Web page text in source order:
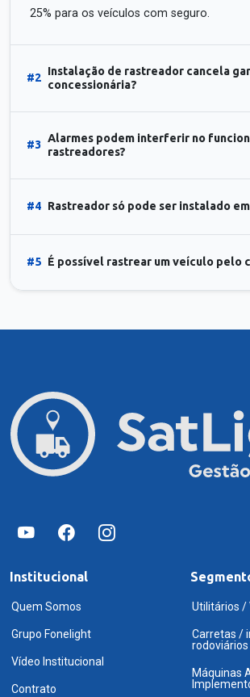
25% para os veículos com seguro.
#2
Instalação de rastreador cancela
concessionária?
#3
Alarmes podem interferir no
rastreadores?
#4 Rastreador só pode ser instalado
#5 É possível rastrear um veículo pelo
Institucional
Quem Somos
Grupo Fonelight
Vídeo Institucional
Contrato
Utilitários /
Carretas /
rodoviários
Máquinas